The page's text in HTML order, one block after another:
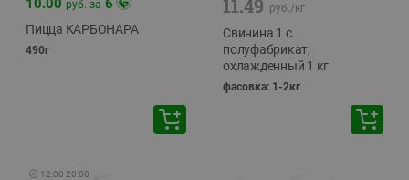
10.00 руб. за 6
Пицца КАРБОНАРА
490г
11.49 руб./кг
Свинина 1 с.
полуфабрикат,
охлажденный 1 кг
фасовка: 1-2кг
🕘 12:00-20:00